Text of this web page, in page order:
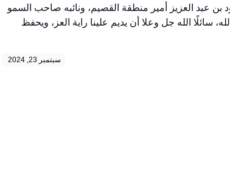
عبد العزيز أمير منطقة القصيم، ونائبه صاحب السمو
سائلًا الله جل وعلا أن يديم علينا راية العز، ويحفظ
سبتمبر 23, 2024